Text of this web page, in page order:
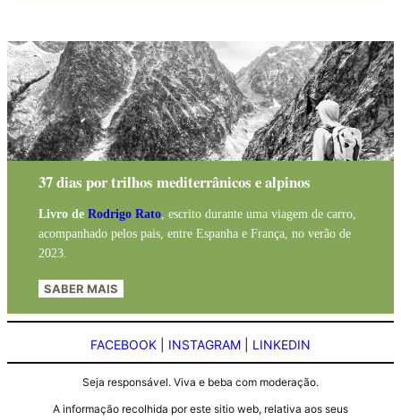
37 dias por trilhos mediterrânicos e alpinos
Livro de Rodrigo Rato, escrito durante uma viagem de carro,
acompanhado pelos pais, entre Espanha e França, no verão de
2023.
SABER MAIS
FACEBOOK INSTAGRAM LINKEDIN
Seja responsável. Viva e beba com moderação.
A informação recolhida por este sitio web, relativa aos seus